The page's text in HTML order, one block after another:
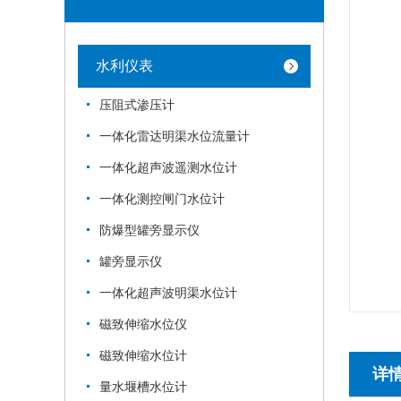
水利仪表
压阻式渗压计
一体化雷达明渠水位流量计
一体化超声波遥测水位计
一体化测控闸门水位计
防爆型罐旁显示仪
罐旁显示仪
一体化超声波明渠水位计
磁致伸缩水位仪
磁致伸缩水位计
量水堰槽水位计
详